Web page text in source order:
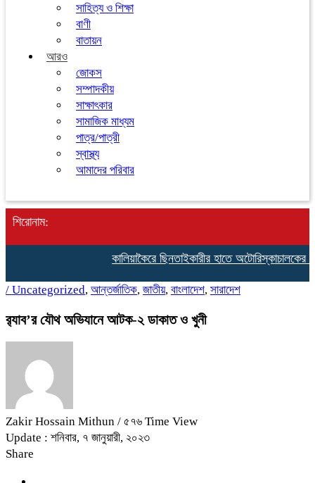
সাহিত্য ও শিক্ষা
বাণী
বাতায়ন
আরও
জোকস
সম্পাদকীয়
সাক্ষাৎকার
সামাজিক মাধ্যম
পাত্র/পাত্রী
স্বাস্থ্য
আমাদের পরিবার
শিরোনাম:
কালিয়াকৈরে ছিনতাইকারীর হাতে অটোরিস্কাচালকের
/ Uncategorized, আন্তর্জাতিক, জাতীয়, বাংলাদেশ, সারাদেশ
র‌্যাব’র যৌথ অভিযানে আটক-২ ডাকাত ও খুনী
Zakir Hossain Mithun / ৫৭৬ Time View
Update : শনিবার, ৭ জানুয়ারী, ২০২৩
Share